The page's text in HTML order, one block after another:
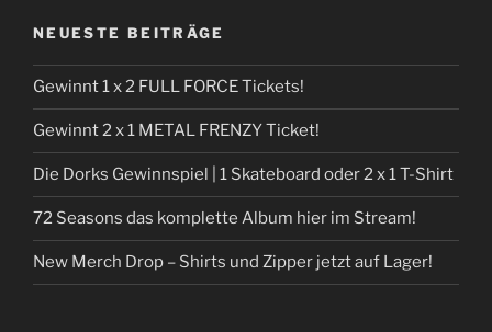
NEUESTE BEITRÄGE
Gewinnt 1 x 2 FULL FORCE Tickets!
Gewinnt 2 x 1 METAL FRENZY Ticket!
Die Dorks Gewinnspiel | 1 Skateboard oder 2 x 1 T-Shirt
72 Seasons das komplette Album hier im Stream!
New Merch Drop – Shirts und Zipper jetzt auf Lager!